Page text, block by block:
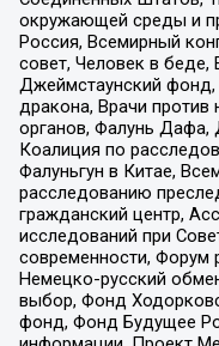
окружающей среды и
Россия, Всемирный
совет, Человек в
Джеймстаунский
дракона, Врачи против
органов, Фалунь Дафа,
Коалиция по
Фалуньгун в Китае,
расследованию
гражданский центр,
исследований при
современности, Форум
Немецко-русский
выбор, Фонд
фонд, Фонд Будущее